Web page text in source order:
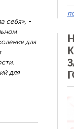
себя», -
для
для